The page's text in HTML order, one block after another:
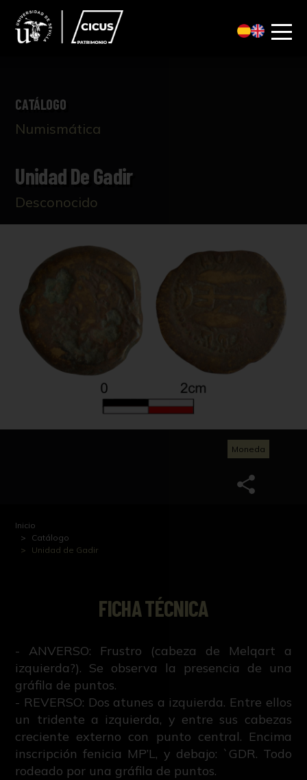
CATÁLOGO
Numismática
Unidad De Gadir
Desconocido
Moneda
Inicio
Catálogo
Unidad de Gadir
FICHA TÉCNICA
- ANVERSO: Frustro (cabeza de Melqart a
izquierda?). Se observa la presencia de una
gráfila de puntos.
- REVERSO: Dos atunes a izquierda. Entre ellos
un tridente a izquierda, y entre sus cabezas
creciente externo con punto central. Encima
inscripción fenicia MP’L, y debajo: `GDR. Todo
rodeado por una gráfila de puntos.